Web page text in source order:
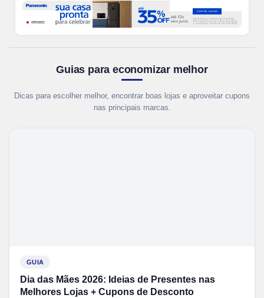
Guias para economizar melhor
Dicas para escolher melhor, encontrar boas lojas e aproveitar cupons
nas principais marcas.
GUIA
Dia das Mães 2026: Ideias de Presentes nas
Melhores Lojas + Cupons de Desconto